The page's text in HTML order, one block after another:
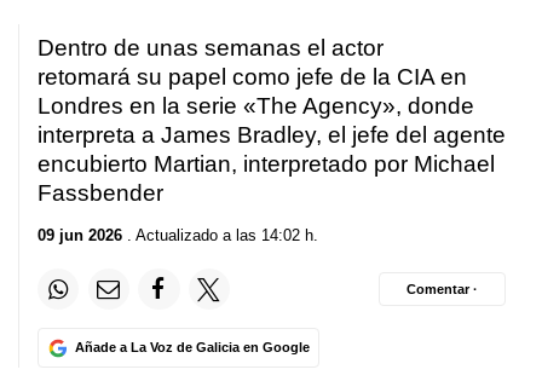
Dentro de unas semanas el actor
retomará su papel como jefe de la CIA en
Londres en la serie «The Agency», donde
interpreta a James Bradley, el jefe del agente
encubierto Martian, interpretado por Michael
Fassbender
09 jun 2026 . Actualizado a las 14:02 h.
Añade a La Voz de Galicia en Google
Comentar ·